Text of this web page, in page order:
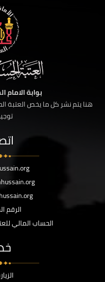
بوابة الامام
هنا يتم نشر كل ما يخص العتبة
الرقم
الحساب المالي